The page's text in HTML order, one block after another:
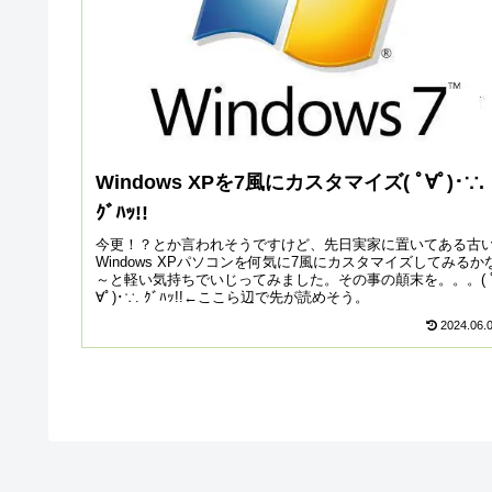
Windows XPを7風にカスタマイズ( ﾟ∀ﾟ)･∵.
ｸﾞﾊｯ!!
今更！？とか言われそうですけど、先日実家に置いてある古
Windows XPパソコンを何気に7風にカスタマイズしてみるか
～と軽い気持ちでいじってみました。その事の顛末を。。。(
∀ﾟ)･∵. ｸﾞﾊｯ!!←ここら辺で先が読めそう。